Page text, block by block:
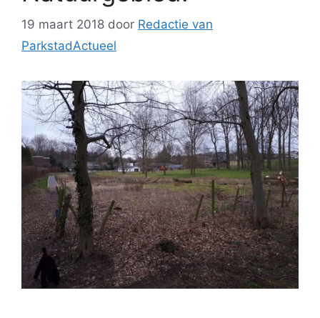
19 maart 2018 door Redactie van
ParkstadActueel